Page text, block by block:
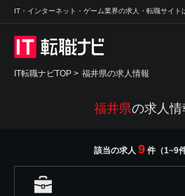
IT・インターネット・ゲーム業界の求人・転職サイト
IT転職ナビTOP > 福井県の求人情報
福井県の求人情
該当の求人 9件（1~9